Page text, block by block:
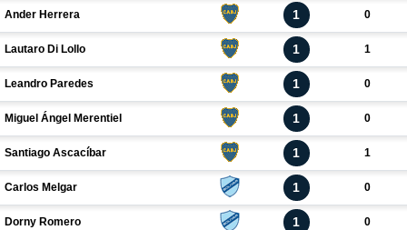
Ander Herrera 1 0
Lautaro Di Lollo 1 1
Leandro Paredes 1 0
Miguel Ángel Merentiel 1 0
Santiago Ascacíbar 1 1
Carlos Melgar 1 0
Dorny Romero 1 0